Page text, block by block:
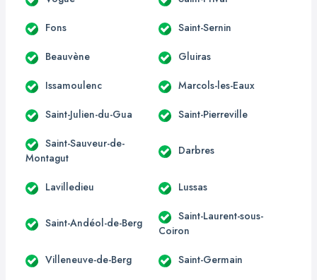
Fons Saint-Sernin
Beauvène Gluiras
Issamoulenc Marcols-les-Eaux
Saint-Julien-du-Gua Saint-Pierreville
Saint-Sauveur-de-
Montagut
Darbres
Lavilledieu Lussas
Saint-Andéol-de-Berg
Saint-Laurent-sous-
Coiron
Villeneuve-de-Berg Saint-Germain